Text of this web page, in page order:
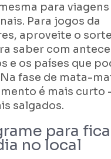
para viagens
Para jogos da
aproveite o
saber com
e os países que
fase de mata-
é mais curto
salgados.
para
no local